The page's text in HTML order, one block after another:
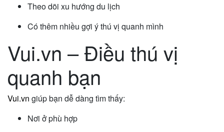
Theo dõi xu hướng du lịch
Có thêm nhiều gợi ý thú vị quanh mình
Vui.vn – Điều thú vị
quanh bạn
Vui.vn giúp bạn dễ dàng tìm thấy:
Nơi ở phù hợp